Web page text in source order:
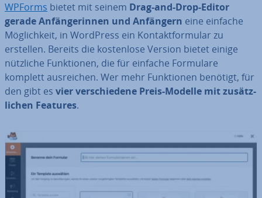
WPForms bietet mit seinem Drag-and-Drop-Editor
gerade An­fän­ge­rin­nen und Anfängern eine einfache
Mög­lich­keit, in WordPress ein Kon­takt­for­mu­lar zu
erstellen. Bereits die kos­ten­lo­se Version bietet einige
nützliche Funk­tio­nen, die für einfache Formulare
komplett aus­rei­chen. Wer mehr Funk­tio­nen benötigt, für
den gibt es vier ver­schie­de­ne Preis-Modelle mit zu­sätz­
li­chen Features.